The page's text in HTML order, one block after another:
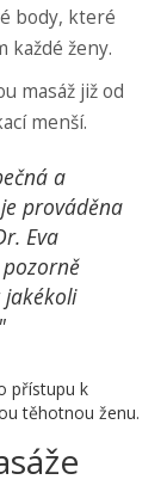
body, které
každé ženy.
masáž již od
menší.
a
prováděna
Eva
přístupu k
těhotnou ženu.